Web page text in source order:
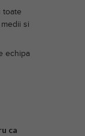
toate
si
echipa
ca